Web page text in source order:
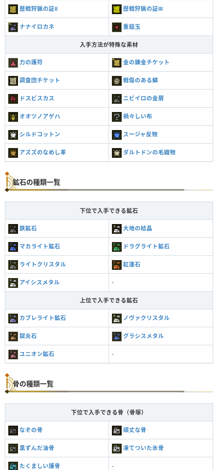
歴戦狩猟の証Ⅱ 歴戦狩猟の証Ⅲ
ナナイロカネ 重鎧玉
入手方法が特殊な素材
力の護符 金の錬金チケット
調査団チケット 戦傷のある鱗
ドスビスカス ニビイロの金屑
オオツノアゲハ 禍々しい布
シルドコットン スージャ反物
アズズのなめし革 ダルトドンの毛織物
鉱石の種類一覧
下位で入手できる鉱石
鉄鉱石 大地の結晶
マカライト鉱石 ドラグライト鉱石
ライトクリスタル 紅蓮石
アイシスメタル -
上位で入手できる鉱石
カブレライト鉱石 ノヴァクリスタル
獄炎石 グラシスメタル
ユニオン鉱石 -
骨の種類一覧
下位で入手できる骨（骨塚）
なぞの骨 頑丈な骨
黒ずんだ油骨 凍てついた氷骨
たくましい護骨 -